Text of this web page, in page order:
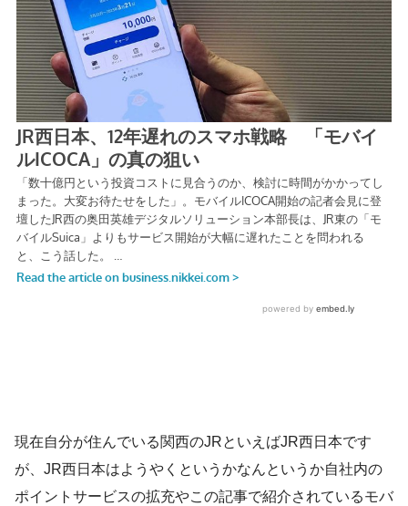
現在自分が住んでいる関西のJRといえばJR西日本です
が、JR西日本はようやくというかなんというか自社内の
ポイントサービスの拡充やこの記事で紹介されているモバ